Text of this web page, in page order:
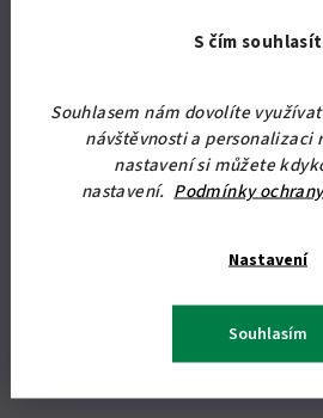
S čím
Souhlasem nám dovolíte
návštěvnosti a personalizaci
nastavení si můžete
nastavení. Podmínky
Nastavení
Souhlasím
322,31 Kč bez DPH
Detail
interiérová fólie.